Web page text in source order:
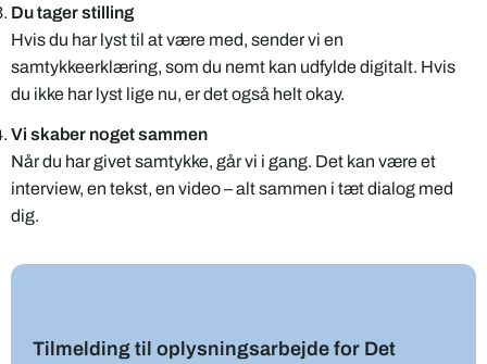
Du tager stilling
Hvis du har lyst til at være med, sender vi en
samtykkeerklæring, som du nemt kan udfylde digitalt. Hvis
du ikke har lyst lige nu, er det også helt okay.
Vi skaber noget sammen
Når du har givet samtykke, går vi i gang. Det kan være et
interview, en tekst, en video – alt sammen i tæt dialog med
dig.
Tilmelding til oplysningsarbejde for Det